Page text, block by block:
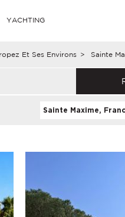
YACHTING
Et Ses Environs > Sainte
Sainte Maxime,